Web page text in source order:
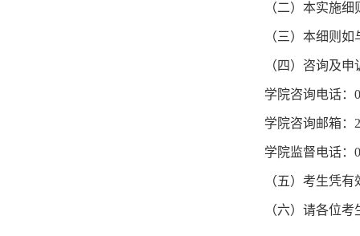
（二）本实施
（三）本细则
（四）咨询及
学院咨询电话：
学院咨询邮箱：
学院监督电话：
（五） 考生凭有
（六）请各位